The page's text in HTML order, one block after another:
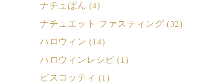
ナチュぱん (4)
ナチュエット ファスティング (32)
ハロウィン (14)
ハロウィンレシピ (1)
ビスコッティ (1)